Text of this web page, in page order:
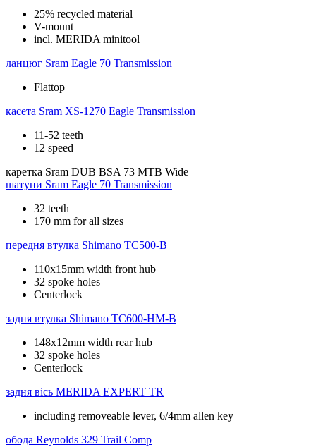
25% recycled material
V-mount
incl. MERIDA minitool
ланцюг Sram Eagle 70 Transmission
Flattop
касета Sram XS-1270 Eagle Transmission
11-52 teeth
12 speed
каретка Sram DUB BSA 73 MTB Wide
шатуни Sram Eagle 70 Transmission
32 teeth
170 mm for all sizes
передня втулка Shimano TC500-B
110x15mm width front hub
32 spoke holes
Centerlock
задня втулка Shimano TC600-HM-B
148x12mm width rear hub
32 spoke holes
Centerlock
задня вісь MERIDA EXPERT TR
including removeable lever, 6/4mm allen key
обода Reynolds 329 Trail Comp